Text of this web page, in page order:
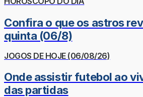
Confira o que os astros
quinta (06/8)
JOGOS DE HOJE (06/08/26)
Onde assistir futebol ao
das partidas